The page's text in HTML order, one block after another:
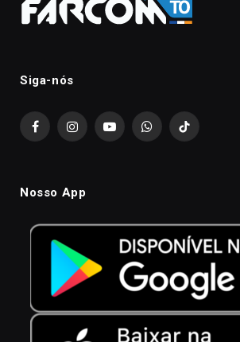
Siga-nós
FacebookInstagramYouTubeWhatsAppTikTok
Nosso App